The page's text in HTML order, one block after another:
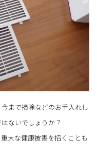
まで掃除などのお手入れし
ないでしょうか？
大な健康被害を招くことも